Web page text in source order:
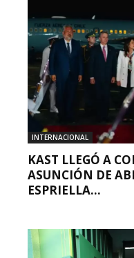
INTERNACIONAL
KAST LLEGÓ A
ASUNCIÓN DE
ESPRIELLA...